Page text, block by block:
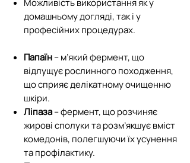
Можливість використання як у
домашньому догляді, так і у
професійних процедурах.
Папаїн– м’який фермент, що
відлущує рослинного походження,
що сприяє делікатному очищенню
шкіри.
Ліпаза– фермент, що розчиняє
жирові сполуки та розм’якшує вміст
комедонів, полегшуючи їх усунення
та профілактику.